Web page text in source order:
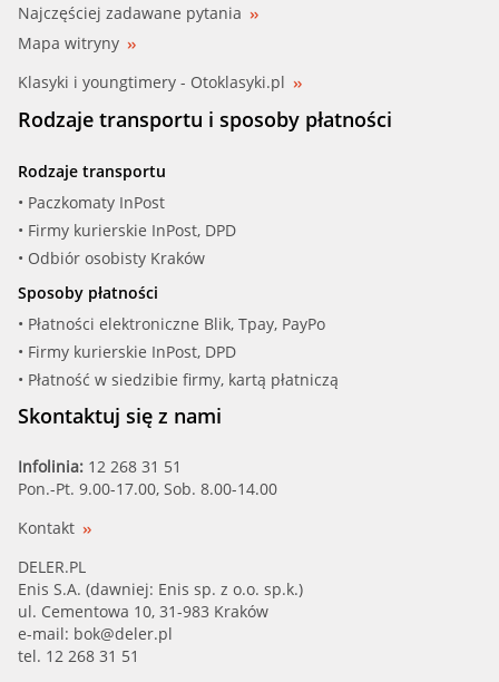
Najczęściej zadawane pytania
Mapa witryny
Klasyki i youngtimery - Otoklasyki.pl
Rodzaje transportu i sposoby płatności
Rodzaje transportu
• Paczkomaty InPost
• Firmy kurierskie InPost, DPD
• Odbiór osobisty Kraków
Sposoby płatności
• Płatności elektroniczne Blik, Tpay, PayPo
• Firmy kurierskie InPost, DPD
• Płatność w siedzibie firmy, kartą płatniczą
Skontaktuj się z nami
Infolinia: 12 268 31 51
Pon.-Pt. 9.00-17.00, Sob. 8.00-14.00
Kontakt
DELER.PL
Enis S.A. (dawniej: Enis sp. z o.o. sp.k.)
ul. Cementowa 10, 31-983 Kraków
e-mail: bok@deler.pl
tel. 12 268 31 51